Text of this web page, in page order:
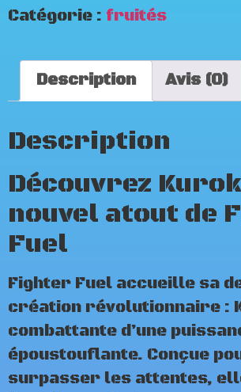
Catégorie : fruités
Description Avis (0)
Description
Découvrez
nouvel atout de
Fuel
Fighter Fuel accueille sa
création révolutionnaire :
combattante d’une
époustouflante. Conçue
surpasser les attentes,